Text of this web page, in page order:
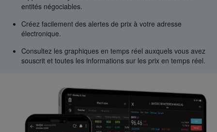
entités négociables.
Créez facilement des alertes de prix à votre adresse
électronique.
Consultez les graphiques en temps réel auxquels vous avez
souscrit et toutes les informations sur les prix en temps réel.